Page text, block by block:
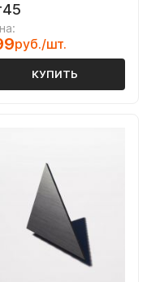
руб./шт.
КУПИТЬ